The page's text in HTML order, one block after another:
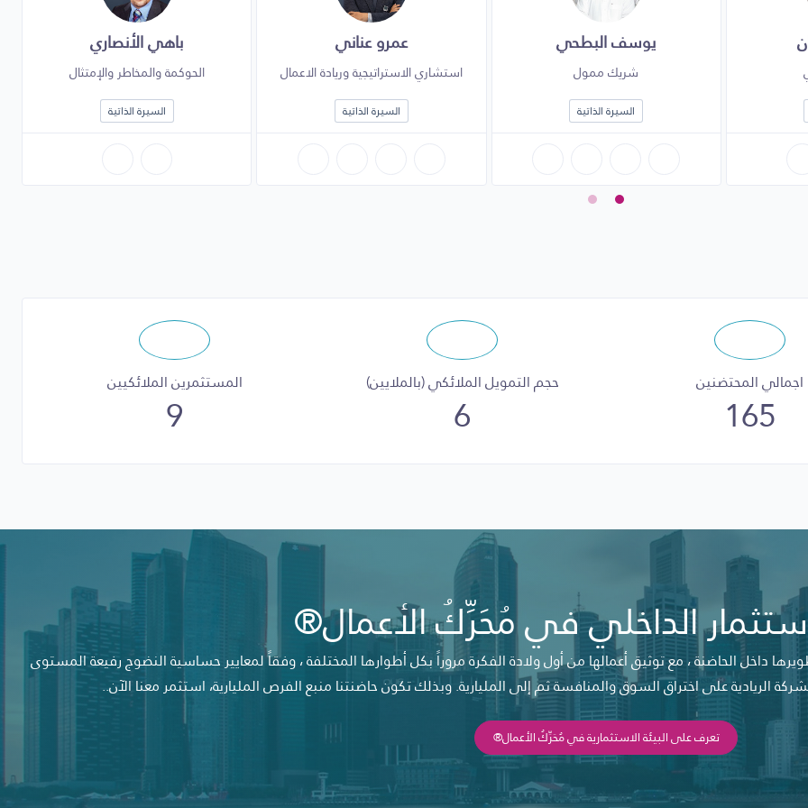
يوسف البطحي
شريك ممول
السيرة الذاتية
عمرو عناني
استشاري الاستراتيجية وريادة الاعمال
السيرة الذاتية
باهي الأنصاري
الحوكمة والمخاطر والإمتثال
السيرة الذاتية
اجمالي المحتضنين
165
حجم التمويل الملائكي (بالملايين)
6
المستثمرين الملائكيين
9
الداخلي في مُحَرِّكُ الأعمال®
داخل الحاضنة ، مع توثيق أعمالها من أول ولادة الفكرة مروراً بكل أطوارها المختلفة ، وفقاً لمعايير حساسية النضوج رفيعة المستوى
الريادية على اختراق السوق والمنافسة ثم إلى المليارية. وبذلك تكون حاضنتنا منبع الفرص المليارية، استثمر معنا الآن..
تعرف على البيئة الاستثمارية في مُحَرِّكُ الأعمال®